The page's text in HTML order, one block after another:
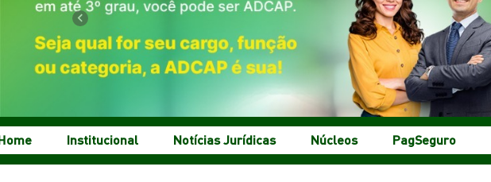
Previous
Institucional Notícias Jurídicas Núcleos PagSeguro